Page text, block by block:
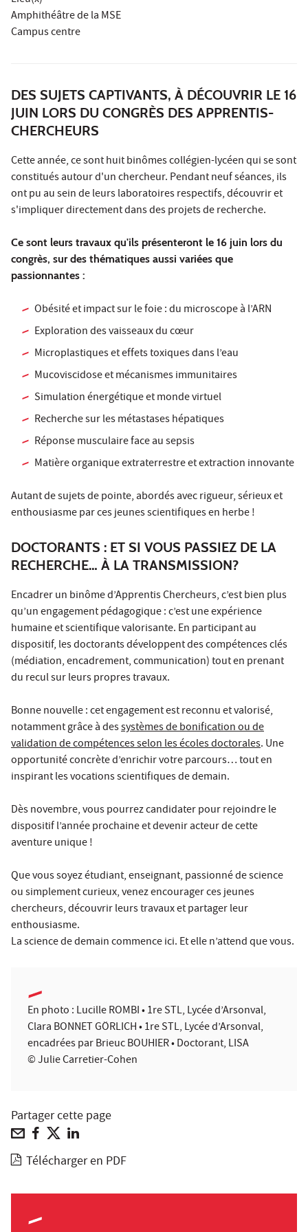
Amphithéâtre de la MSE
Campus centre
DES SUJETS CAPTIVANTS, À DÉCOUVRIR LE 16
JUIN LORS DU CONGRÈS DES APPRENTIS-
CHERCHEURS
Cette année, ce sont huit binômes collégien-lycéen qui se sont
constitués autour d'un chercheur. Pendant neuf séances, ils
ont pu au sein de leurs laboratoires respectifs, découvrir et
s'impliquer directement dans des projets de recherche.
Ce sont leurs travaux qu'ils présenteront le 16 juin lors du
congrès, sur des thématiques aussi variées que
passionnantes :
Obésité et impact sur le foie : du microscope à l’ARN
Exploration des vaisseaux du cœur
Microplastiques et effets toxiques dans l’eau
Mucoviscidose et mécanismes immunitaires
Simulation énergétique et monde virtuel
Recherche sur les métastases hépatiques
Réponse musculaire face au sepsis
Matière organique extraterrestre et extraction innovante
Autant de sujets de pointe, abordés avec rigueur, sérieux et
enthousiasme par ces jeunes scientifiques en herbe !
DOCTORANTS : ET SI VOUS PASSIEZ DE LA
RECHERCHE… À LA TRANSMISSION?
Encadrer un binôme d’Apprentis Chercheurs, c’est bien plus
qu’un engagement pédagogique : c’est une expérience
humaine et scientifique valorisante. En participant au
dispositif, les doctorants développent des compétences clés
(médiation, encadrement, communication) tout en prenant
du recul sur leurs propres travaux.
Bonne nouvelle : cet engagement est reconnu et valorisé,
notamment grâce à dessystèmes de bonification ou de
validation de compétences selon les écoles doctorales. Une
opportunité concrète d’enrichir votre parcours… tout en
inspirant les vocations scientifiques de demain.
Dès novembre, vous pourrez candidater pour rejoindre le
dispositif l’année prochaine et devenir acteur de cette
aventure unique !
Que vous soyez étudiant, enseignant, passionné de science
ou simplement curieux, venez encourager ces jeunes
chercheurs, découvrir leurs travaux et partager leur
enthousiasme.
La science de demain commence ici. Et elle n’attend que vous.
En photo : Lucille ROMBI • 1re STL, Lycée d’Arsonval,
Clara BONNET GÖRLICH • 1re STL, Lycée d’Arsonval,
encadrées par Brieuc BOUHIER • Doctorant, LISA
© Julie Carretier-Cohen
Partager cette page
Télécharger en PDF